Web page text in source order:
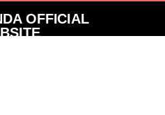
OFFICIAL